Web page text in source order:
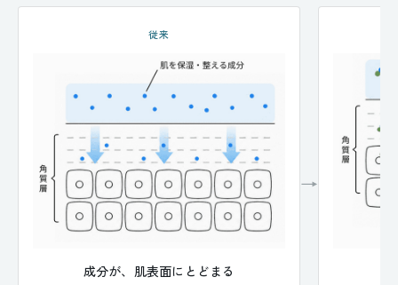
従来
成分が、肌表面にとどまる
→